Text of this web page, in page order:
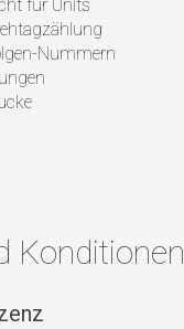
für Units
Nummern
Konditionen